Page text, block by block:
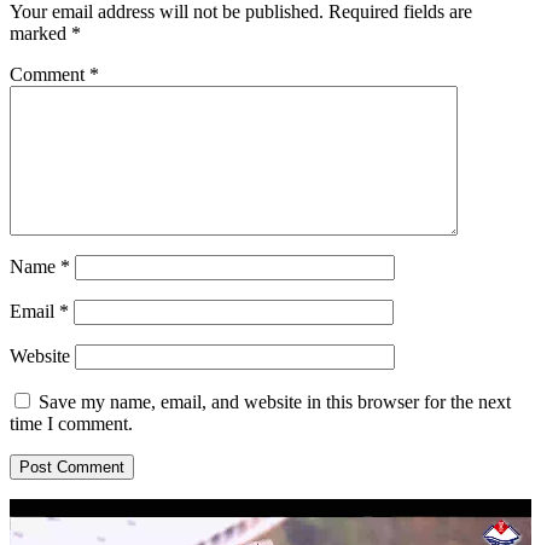
Your email address will not be published. Required fields are
marked *
Comment *
Name *
Email *
Website
Save my name, email, and website in this browser for the next
time I comment.